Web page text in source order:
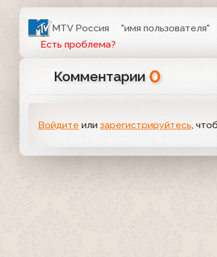
MTV Россия "имя пользователя"
Есть проблема?
Комментарии 0
Войдите или зарегистрируйтесь,